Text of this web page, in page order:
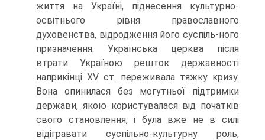
життя на Україні, піднесення культурно-
освітнього рівня православного
духовенства, відродження його суспіль-ного
призначення. Українська церква після
втрати Україною решток державності
наприкінці XV ст. переживала тяжку кризу.
Вона опинилася без могутньої підтримки
держави, якою користувалася від початків
свого становлення, і була вже не в силі
відігравати суспільно-культурну роль,